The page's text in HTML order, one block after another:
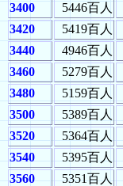
3400
5446百人
3420
5419百人
3440
4946百人
3460
5279百人
3480
5159百人
3500
5389百人
3520
5364百人
3540
5395百人
3560
5351百人